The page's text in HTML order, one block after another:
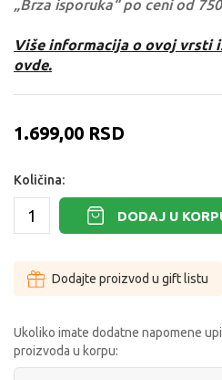
„Brza isporuka“ po ceni od
Više informacija o ovoj vrsti
ovde.
1.699,00 RSD
Količina:
DODAJ U
Dodajte proizvod u gift listu
Ukoliko imate dodatne napomene
proizvoda u korpu: